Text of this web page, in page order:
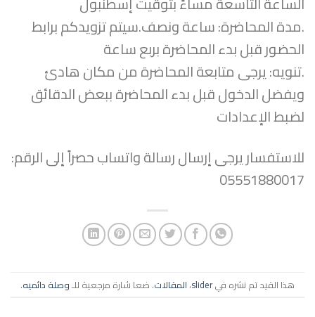
.مدة المحاضرة: ساعة ونصف.سيتم تزويدكم برابط
الحضور قبل بدء المحاضرة بربع ساعة
.تنويه: يرجى متابعة المحاضرة من مكان هادئ
ويفضل الدخول قبل بدء المحاضرة ببعض الدقائق
لضبط الإعدادات
للاستفسار يرجى إرسال رسالة واتساب حصراً إلى الرقم:
05551880017
هذا القيد تم نشره فيslider،المقالات. ضعا شارة مرجعية للـوصلة دائميه.